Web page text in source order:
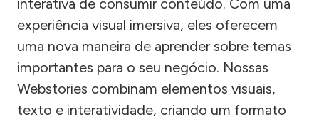
experiência visual imersiva, eles oferecem
uma nova maneira de aprender sobre temas
importantes para o seu negócio. Nossas
Webstories combinam elementos visuais,
texto e interatividade, criando um formato